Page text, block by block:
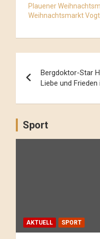
Plauener
Weihnachtsmarkt
Navigation
Bergdoktor-Star
Liebe und
Sport
AKTUELL SPORT